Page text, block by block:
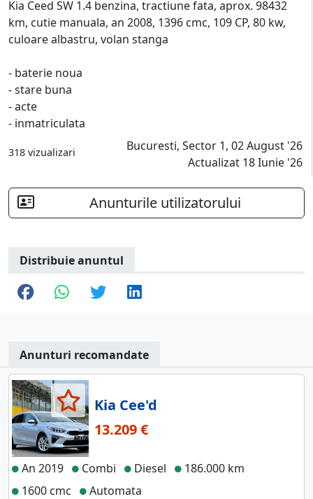
Kia Ceed SW 1.4 benzina, tractiune fata, aprox. 98432
km, cutie manuala, an 2008, 1396 cmc, 109 CP, 80 kw,
culoare albastru, volan stanga
- baterie noua
- stare buna
- acte
- inmatriculata
318 vizualizari
Bucuresti, Sector 1, 02 August '26
Actualizat 18 Iunie '26
Anunturile utilizatorului
Distribuie anuntul
Anunturi recomandate
Kia Cee'd
13.209 €
An 2019 Combi Diesel
186.000 km
1600 cmc
Automata